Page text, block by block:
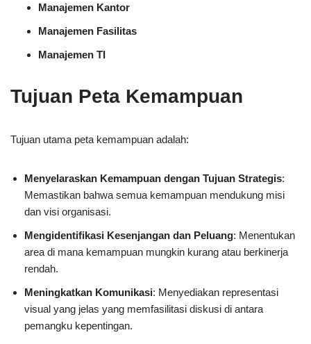
Manajemen Kantor
Manajemen Fasilitas
Manajemen TI
Tujuan Peta Kemampuan
Tujuan utama peta kemampuan adalah:
Menyelaraskan Kemampuan dengan Tujuan Strategis:
Memastikan bahwa semua kemampuan mendukung misi
dan visi organisasi.
Mengidentifikasi Kesenjangan dan Peluang: Menentukan
area di mana kemampuan mungkin kurang atau berkinerja
rendah.
Meningkatkan Komunikasi: Menyediakan representasi
visual yang jelas yang memfasilitasi diskusi di antara
pemangku kepentingan.